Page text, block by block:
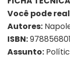
Você pode
Autores:
ISBN:
Assunto: